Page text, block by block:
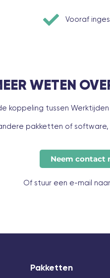
Vooraf
WETEN
koppeling tussen
pakketten of software,
Neem contact
Of stuur een e-mail
Pakketten